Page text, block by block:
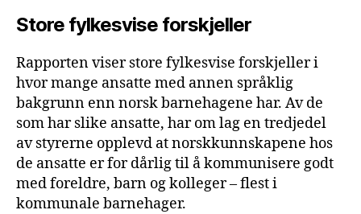
Store fylkesvise forskjeller
Rapporten viser store fylkesvise forskjeller i
hvor mange ansatte med annen språklig
bakgrunn enn norsk barnehagene har. Av de
som har slike ansatte, har om lag en tredjedel
av styrerne opplevd at norskkunnskapene hos
de ansatte er for dårlig til å kommunisere godt
med foreldre, barn og kolleger – flest i
kommunale barnehager.